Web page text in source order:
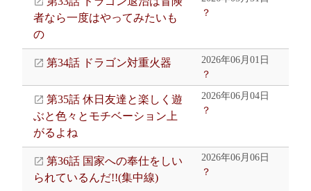
者なら一度はやってみたいも
の
？
第34話 ドラゴン対重火器
2026年06月01日
？
第35話 休日友達と楽しく遊
ぶと色々とモチベーション上
がるよね
2026年06月04日
？
第36話 国家への奉仕をしい
られているんだ!!(集中線)
2026年06月06日
？